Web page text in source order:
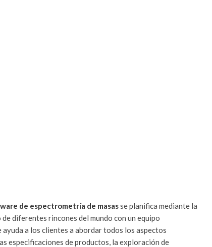
de espectrometría de masasse planifica mediante la
diferentes rincones del mundo con un equipo
ayuda a los clientes a abordar todos los aspectos
especificaciones de productos, la exploración de